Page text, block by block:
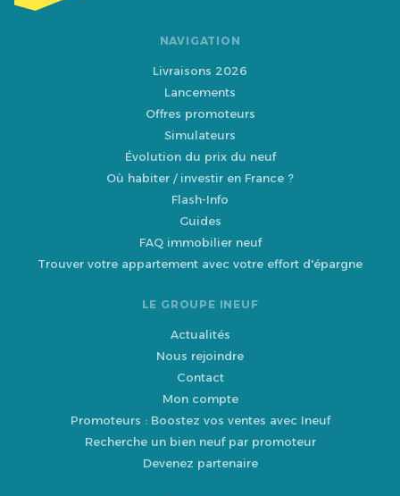
NAVIGATION
Livraisons 2026
Lancements
Offres promoteurs
Simulateurs
Évolution du prix du neuf
Où habiter / investir en France ?
Flash-Info
Guides
FAQ immobilier neuf
Trouver votre appartement avec votre effort d'épargne
LE GROUPE INEUF
Actualités
Nous rejoindre
Contact
Mon compte
Promoteurs : Boostez vos ventes avec Ineuf
Recherche un bien neuf par promoteur
Devenez partenaire